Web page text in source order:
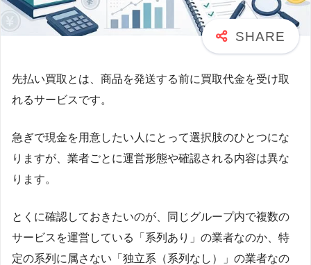
先払い買取とは、商品を発送する前に買取代金を受け取
れるサービスです。
急ぎで現金を用意したい人にとって選択肢のひとつにな
りますが、業者ごとに運営形態や確認される内容は異な
ります。
とくに確認しておきたいのが、同じグループ内で複数の
サービスを運営している「系列あり」の業者なのか、特
定の系列に属さない「独立系（系列なし）」の業者なの